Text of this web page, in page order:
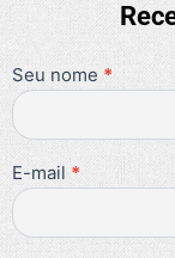
Newsletter
Seu nome *
E-mail *
Se você
é
humano,
deixe
campo
em
branco.